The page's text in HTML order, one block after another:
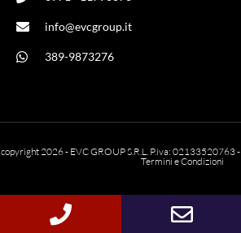
info@evcgroup.it
389-9873276
copyright 2026 - EVC GROUP S.R.L. P.iva: 02133520763 -
Termini e Condizioni